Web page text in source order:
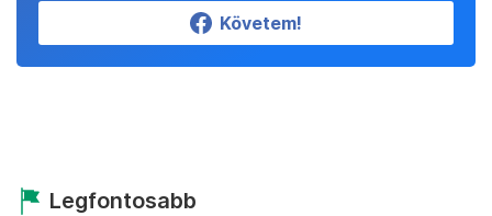
Követem!
Legfontosabb